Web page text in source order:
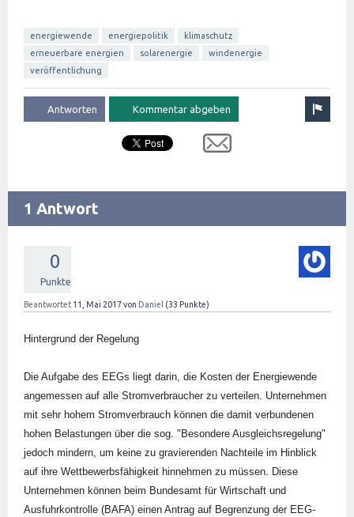
energiewende energiepolitik
klimaschutz
erneuerbare energien
solarenergie
windenergie
veröffentlichung
1 Antwort
0
Punkte
Beantwortet 11, Mai 2017von Daniel (33 Punkte)
Hintergrund der Regelung
Die Aufgabe des EEGs liegt darin, die Kosten der Energiewende
angemessen auf alle Stromverbraucher zu verteilen. Unternehmen
mit sehr hohem Stromverbrauch können die damit verbundenen
hohen Belastungen über die sog. "Besondere Ausgleichsregelung"
jedoch mindern, um keine zu gravierenden Nachteile im Hinblick
auf ihre Wettbewerbsfähigkeit hinnehmen zu müssen. Diese
Unternehmen können beim Bundesamt für Wirtschaft und
Ausfuhrkontrolle (BAFA) einen Antrag auf Begrenzung der EEG-